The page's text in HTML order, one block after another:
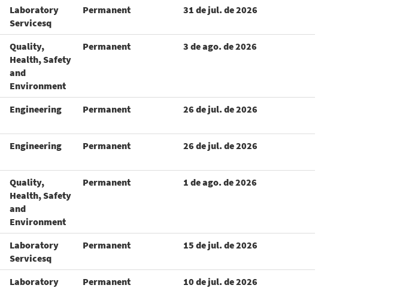
Laboratory
Servicesq
Permanent 31 de jul. de 2026
Quality,
Health, Safety
and
Environment
Permanent 3 de ago. de 2026
Engineering Permanent 26 de jul. de 2026
Engineering Permanent 26 de jul. de 2026
Quality,
Health, Safety
and
Environment
Permanent 1 de ago. de 2026
Laboratory
Servicesq
Permanent 15 de jul. de 2026
Laboratory
Permanent 10 de jul. de 2026